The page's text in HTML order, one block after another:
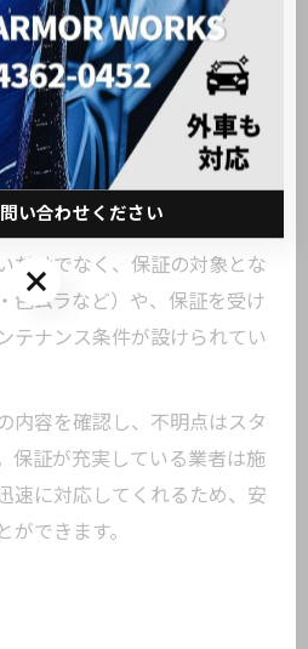
に見落とされがちなのが「保
証があることで、万が一の施
も安心してアフターサポート
範囲や期間、対応条件は業者
。
ングの場合は「1年保証」「3
だけでなく、保証の対象とな
色ムラなど）や、保証を受け
テナンス条件が設けられてい
内容を確認し、不明点はスタ
保証が充実している業者は施
速に対応してくれるため、安
できます。
い合わせください
い合わせください